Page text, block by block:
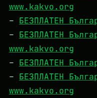
www.kakvo.org
– БЕЗПЛАТЕН
– БЕЗПЛАТЕН
www.kakvo.org
– БЕЗПЛАТЕН
– БЕЗПЛАТЕН
www.kakvo.org